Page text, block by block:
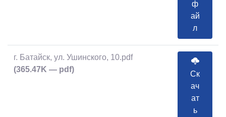
ф
ай
л
г. Батайск, ул. Ушинского, 10.pdf
(365.47K — pdf)
Ск
ач
ат
ь